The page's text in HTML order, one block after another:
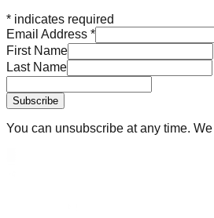
* indicates required
Email Address *
First Name
Last Name
You can unsubscribe at any time.